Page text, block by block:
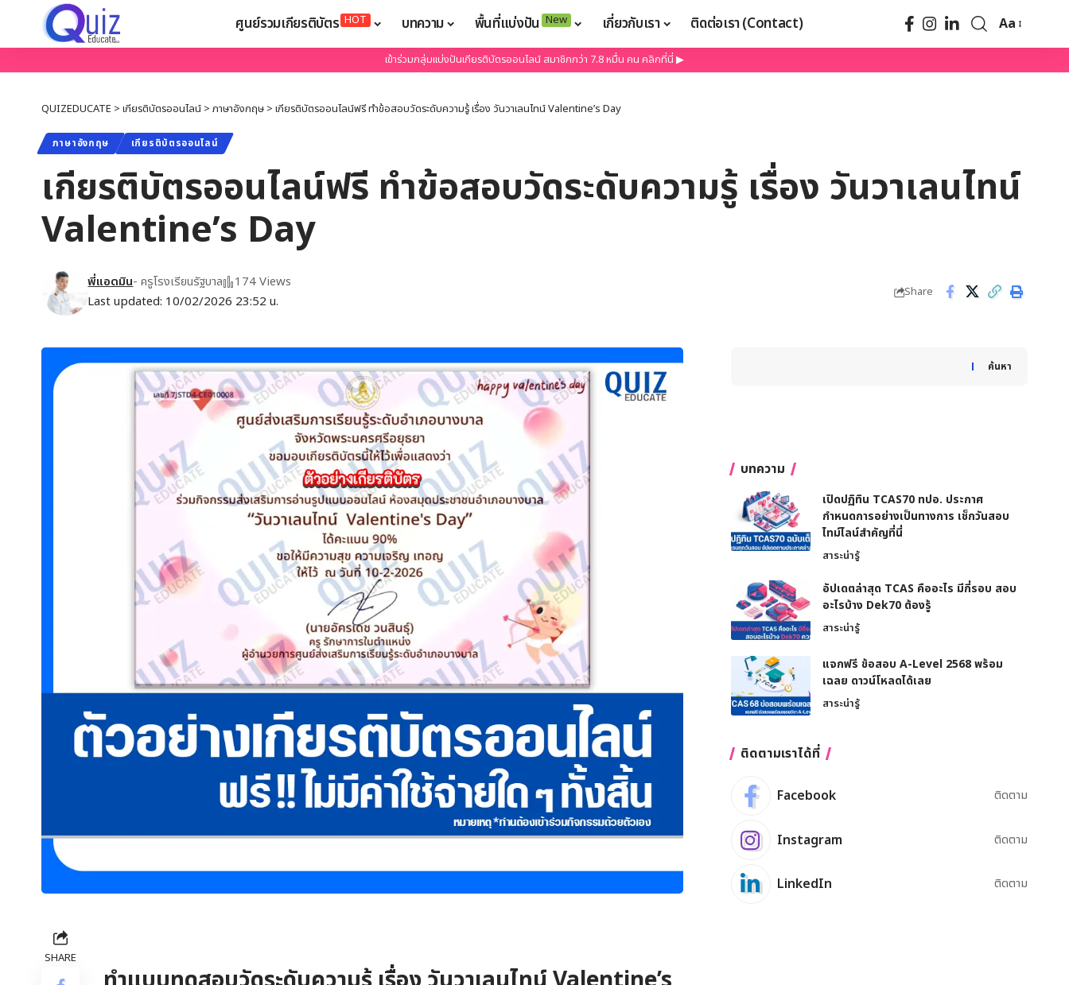
ศูนย์รวมเกียรติบัตร HOT บทความ พื้นที่แบ่งปัน New เกี่ยวกับเรา ติดต่อเรา (Contact) Aa
เข้าร่วมกลุ่มแบ่งปันเกียรติบัตรออนไลน์ สมาชิกกว่า 7.8 หมื่น คน คลิกที่นี่ ▶
QUIZEDUCATE > เกียรติบัตรออนไลน์ > ภาษาอังกฤษ > เกียรติบัตรออนไลน์ฟรี ทำข้อสอบวัดระดับความรู้ เรื่อง วันวาเลนไทน์ Valentine’s Day
ภาษาอังกฤษ เกียรติบัตรออนไลน์
เกียรติบัตรออนไลน์ฟรี ทำข้อสอบวัดระดับความรู้ เรื่อง วันวาเลนไทน์
Valentine’s Day
Last updated: 10/02/2026 23:52 น.
พี่แอดมิน- ครูโรงเรียนรัฐบาล 174 Views
Share
SHARE
ค้นหา
When autocomplete results are available use up and
บทความ
เปิดปฏิทิน TCAS70 ทปอ. ประกาศ
กำหนดการอย่างเป็นทางการ เช็กวันสอบ
ไทม์ไลน์สำคัญที่นี่
สาระน่ารู้
อัปเดตล่าสุด TCAS คืออะไร มีกี่รอบ สอบ
อะไรบ้าง Dek70 ต้องรู้
สาระน่ารู้
แจกฟรี ข้อสอบ A-Level 2568 พร้อม
เฉลย ดาวน์โหลดได้เลย
สาระน่ารู้
ติดตามเราได้ที่
Facebook ติดตาม
Instagram ติดตาม
LinkedIn ติดตาม